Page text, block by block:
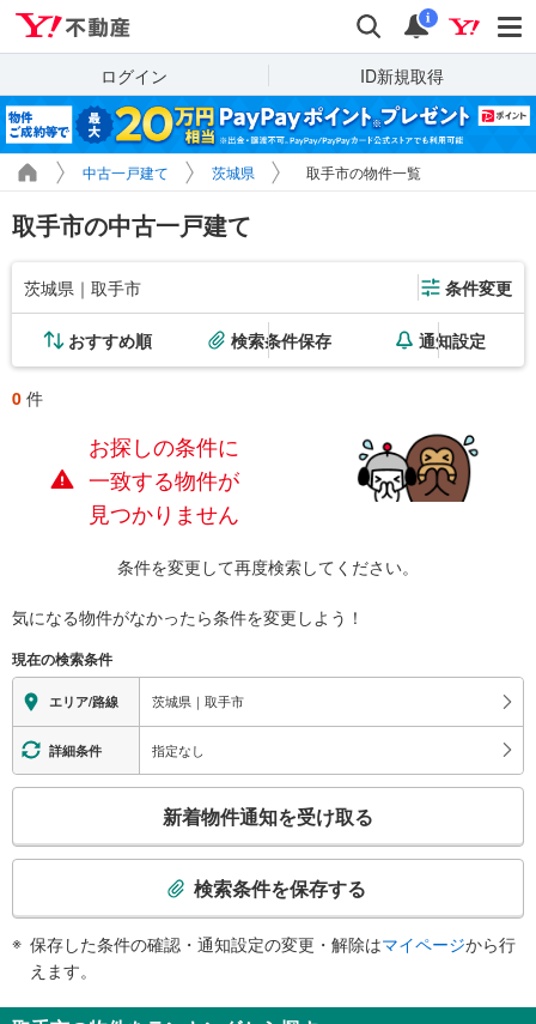
検索 通知
i
ログイン ID新規取得
中古一戸建て 茨城県 取手市の物件一覧
取手市の中古一戸建て
茨城県｜取手市 条件変更
おすすめ順 検索条件保存 通知設定
0 件
お探しの条件に
一致する物件が
見つかりません
条件を変更して再度検索してください。
気になる物件がなかったら条件を変更しよう！
現在の検索条件
エリア/路線 茨城県｜取手市
詳細条件 指定なし
検
知
新着物件通知を受け取る
検索条件を保存する
保存した条件の確認・通知設定の変更・解除はマイページから行
えます。